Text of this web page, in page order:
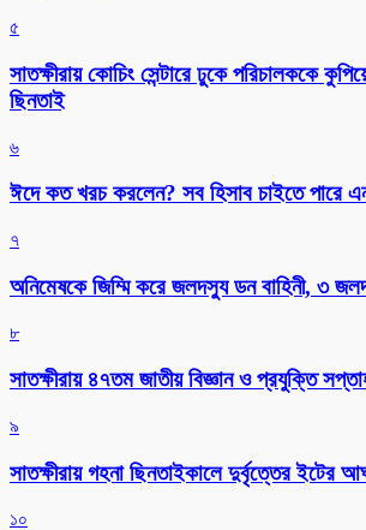
৫
সাতক্ষীরায় কোচিং সেন্টারে ঢুকে পরিচালককে
ছিনতাই
৬
ঈদে কত খরচ করলেন? সব হিসাব চাইতে পারে
৭
অনিমেষকে জিম্মি করে জলদস্যু ডন বাহিনী, ৩
৮
সাতক্ষীরায় ৪৭তম জাতীয় বিজ্ঞান ও প্রযুক্তি
৯
সাতক্ষীরায় গহনা ছিনতাইকালে দুর্বৃত্তের ইটের
১০